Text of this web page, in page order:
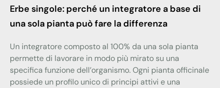
Erbe singole: perché un integratore a base di
una sola pianta può fare la differenza
Un integratore composto al 100% da una sola pianta
permette di lavorare in modo più mirato su una
specifica funzione dell’organismo. Ogni pianta officinale
possiede un profilo unico di principi attivi e una